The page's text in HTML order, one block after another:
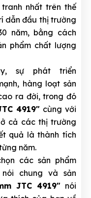
nhất trên thế
dẫn đầu thị trường
năm, bằng cách
phẩm chất lượng
sự phát triển
hàng loạt sản
ra đời, trong đó
4919" cùng với
cả các thị trường
quả là thành tích
năm.
các sản phẩm
chung và sản
JTC 4919" nói